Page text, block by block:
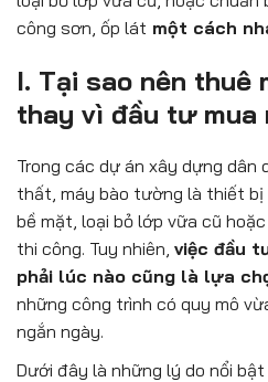
công sơn, ốp lát một cách
I. Tại sao nên thuê
thay vì đầu tư mua
Trong các dự án xây dựng dân
thất, máy bào tường là thiết
bề mặt, loại bỏ lớp vữa cũ
thi công. Tuy nhiên, việc đầu
phải lúc nào cũng là lựa
những công trình có quy mô
ngắn ngày.
Dưới đây là những lý do nổi bật